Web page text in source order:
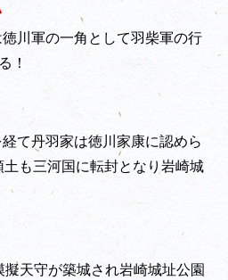
川軍の一角として羽柴軍の行
！
て丹羽家は徳川家康に認めら
も三河国に転封となり岩崎城
天守が築城され岩崎城址公園